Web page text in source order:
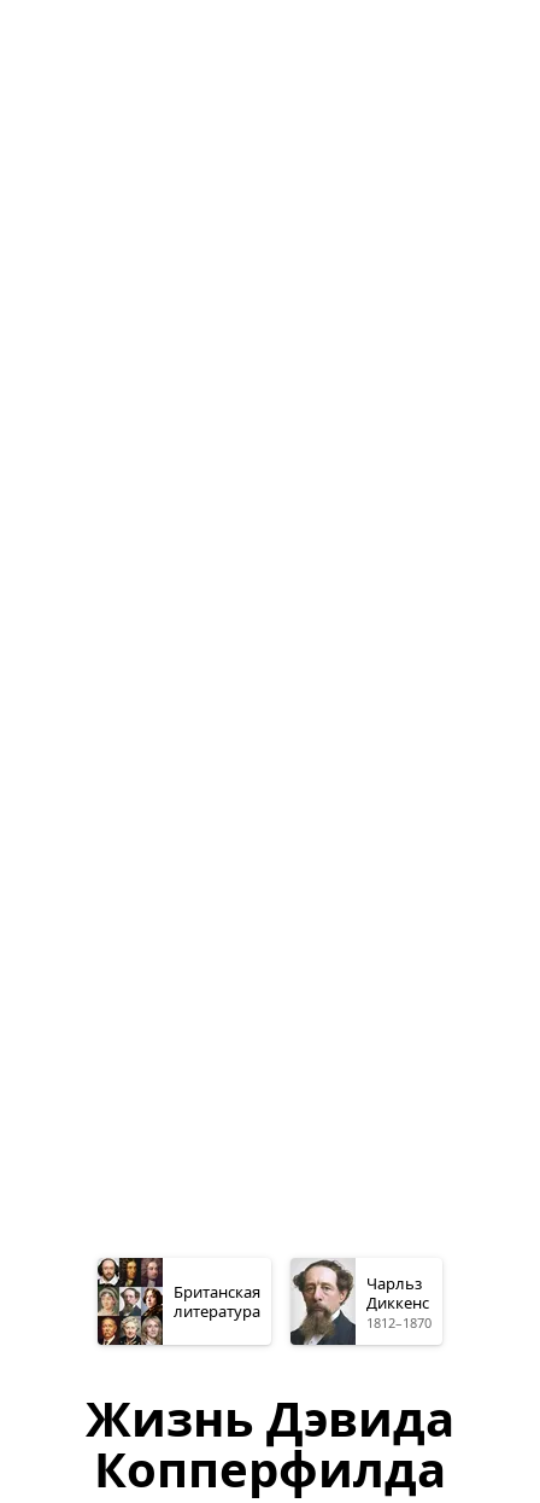
Британская
литература
Чарльз
Диккенс
1812–1870
Жизнь Дэвида
Копперфилда